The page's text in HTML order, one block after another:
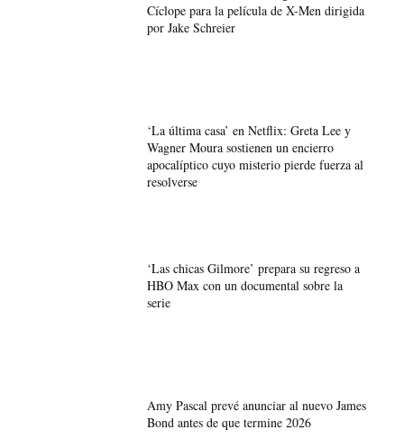
Cíclope para la película de X-Men dirigida
por Jake Schreier
‘La última casa’ en Netflix: Greta Lee y
Wagner Moura sostienen un encierro
apocalíptico cuyo misterio pierde fuerza al
resolverse
‘Las chicas Gilmore’ prepara su regreso a
HBO Max con un documental sobre la
serie
Amy Pascal prevé anunciar al nuevo James
Bond antes de que termine 2026